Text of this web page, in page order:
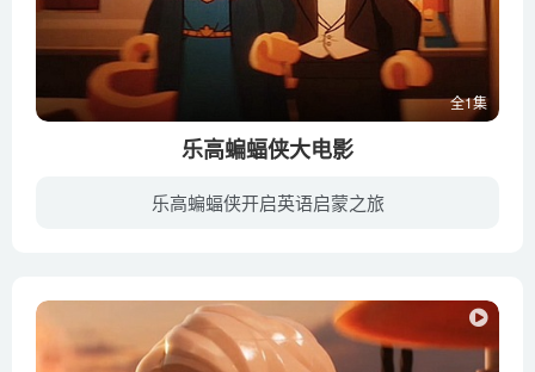
全1集
乐高蝙蝠侠大电影
乐高蝙蝠侠开启英语启蒙之旅